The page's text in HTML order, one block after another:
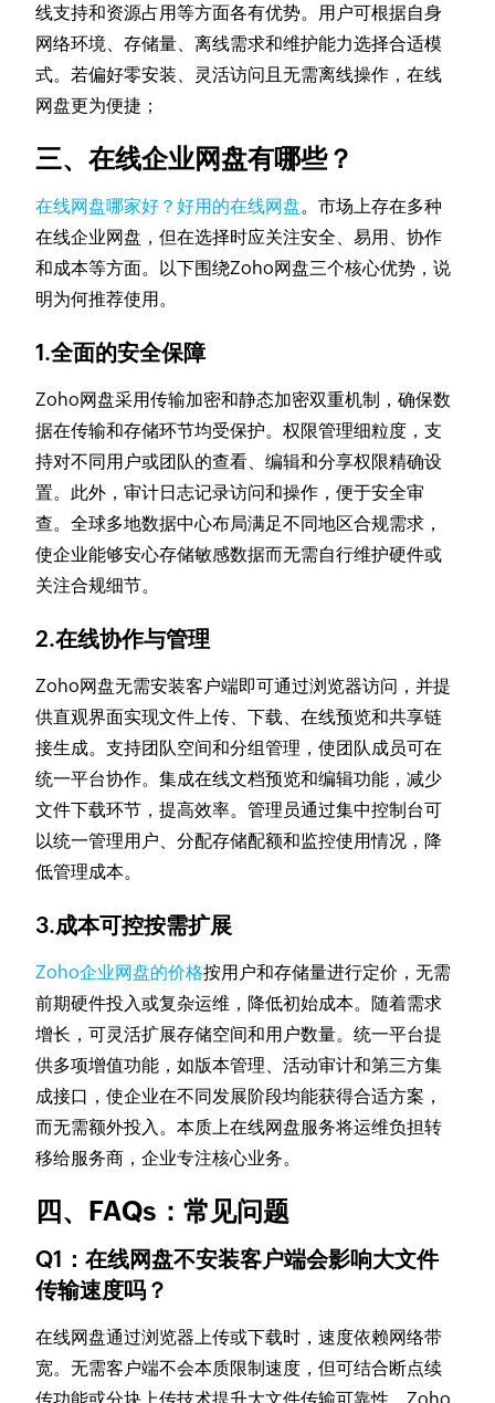
线支持和资源占用等方面各有优势。用户可根据自身
网络环境、存储量、离线需求和维护能力选择合适模
式。若偏好零安装、灵活访问且无需离线操作，在线
网盘更为便捷；
三、在线企业网盘有哪些？
在线网盘哪家好？好用的在线网盘。市场上存在多种
在线企业网盘，但在选择时应关注安全、易用、协作
和成本等方面。以下围绕Zoho网盘三个核心优势，说
明为何推荐使用。
1.全面的安全保障
Zoho网盘采用传输加密和静态加密双重机制，确保数
据在传输和存储环节均受保护。权限管理细粒度，支
持对不同用户或团队的查看、编辑和分享权限精确设
置。此外，审计日志记录访问和操作，便于安全审
查。全球多地数据中心布局满足不同地区合规需求，
使企业能够安心存储敏感数据而无需自行维护硬件或
关注合规细节。
2.在线协作与管理
Zoho网盘无需安装客户端即可通过浏览器访问，并提
供直观界面实现文件上传、下载、在线预览和共享链
接生成。支持团队空间和分组管理，使团队成员可在
统一平台协作。集成在线文档预览和编辑功能，减少
文件下载环节，提高效率。管理员通过集中控制台可
以统一管理用户、分配存储配额和监控使用情况，降
低管理成本。
3.成本可控按需扩展
Zoho企业网盘的价格按用户和存储量进行定价，无需
前期硬件投入或复杂运维，降低初始成本。随着需求
增长，可灵活扩展存储空间和用户数量。统一平台提
供多项增值功能，如版本管理、活动审计和第三方集
成接口，使企业在不同发展阶段均能获得合适方案，
而无需额外投入。本质上在线网盘服务将运维负担转
移给服务商，企业专注核心业务。
四、FAQs：常见问题
Q1：在线网盘不安装客户端会影响大文件
传输速度吗？
在线网盘通过浏览器上传或下载时，速度依赖网络带
宽。无需客户端不会本质限制速度，但可结合断点续